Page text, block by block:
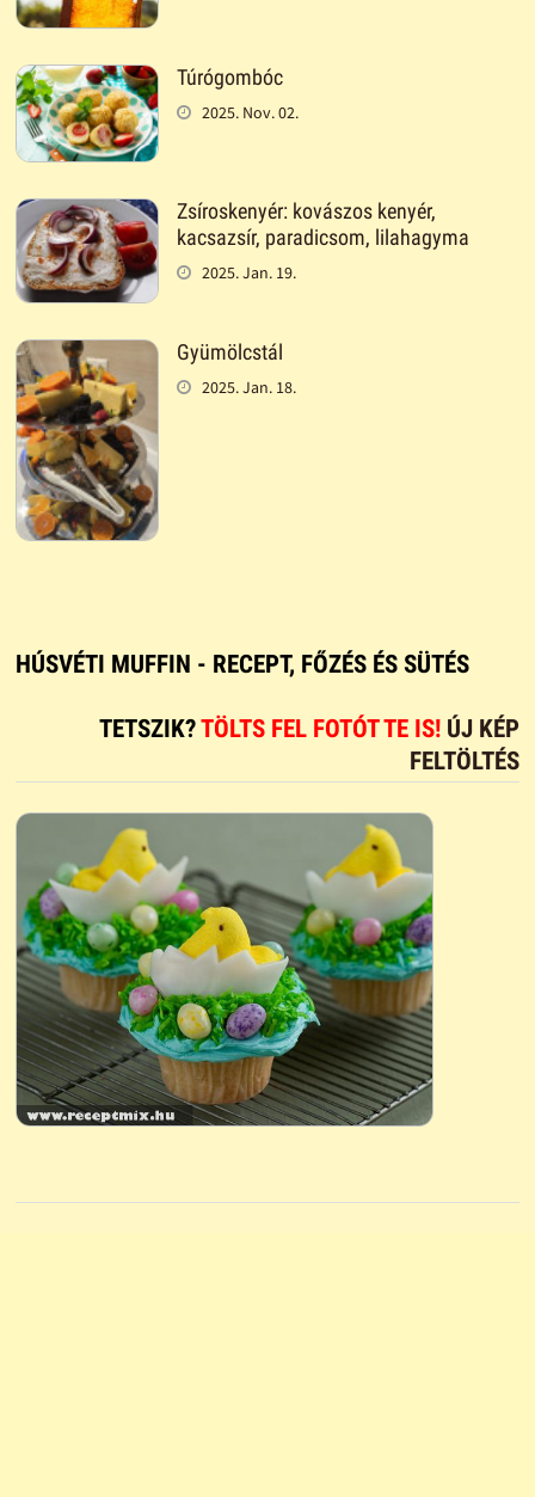
Túrógombóc
2025. Nov. 02.
Zsíroskenyér: kovászos kenyér,
kacsazsír, paradicsom, lilahagyma
2025. Jan. 19.
Gyümölcstál
2025. Jan. 18.
HÚSVÉTI MUFFIN - RECEPT, FŐZÉS ÉS SÜTÉS
TETSZIK?TÖLTS FEL FOTÓT TE IS! ÚJ KÉP
FELTÖLTÉS